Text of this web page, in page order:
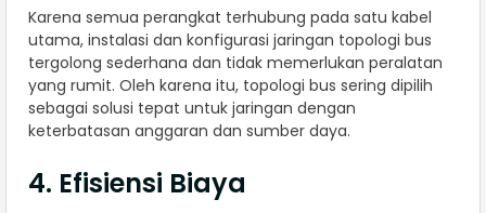
Karena semua perangkat terhubung pada satu kabel
utama, instalasi dan konfigurasi jaringan topologi bus
tergolong sederhana dan tidak memerlukan peralatan
yang rumit. Oleh karena itu, topologi bus sering dipilih
sebagai solusi tepat untuk jaringan dengan
keterbatasan anggaran dan sumber daya.
4. Efisiensi Biaya